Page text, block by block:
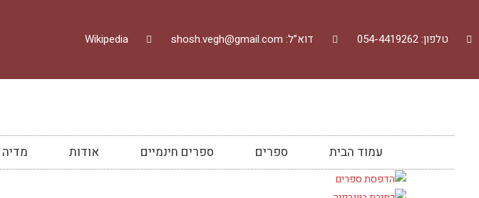
טלפון: 054-4419262 דוא”ל: shosh.vegh@gmail.com Wikipedia
עמוד הבית ספרים ספרים חינמיים אודות מדיה